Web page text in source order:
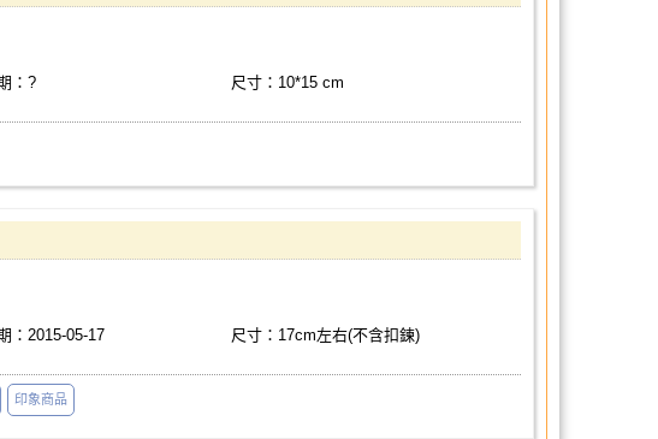
：?
尺寸：10*15 cm
：2015-05-17
尺寸：17cm左右(不含扣鍊)
印象商品